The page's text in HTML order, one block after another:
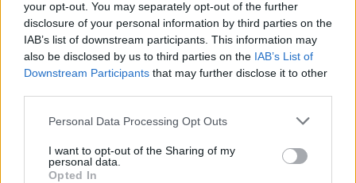
your opt-out. You may separately opt-out of the further
disclosure of your personal information by third parties on the
IAB’s list of downstream participants. This information may
also be disclosed by us to third parties on the IAB’s List of
Downstream Participants that may further disclose it to other
Personal Data Processing Opt Outs
I want to opt-out of the Sharing of my
personal data.
Opted In